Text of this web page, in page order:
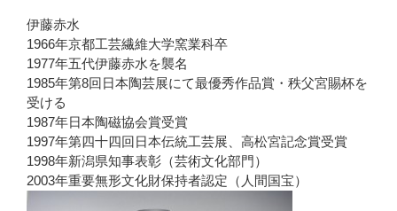
伊藤赤水
1966年京都工芸繊維大学窯業科卒
1977年五代伊藤赤水を襲名
1985年第8回日本陶芸展にて最優秀作品賞・秩父宮賜杯を
受ける
1987年日本陶磁協会賞受賞
1997年第四十四回日本伝統工芸展、高松宮記念賞受賞
1998年新潟県知事表彰（芸術文化部門）
2003年重要無形文化財保持者認定（人間国宝）